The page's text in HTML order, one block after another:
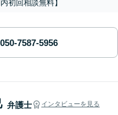
初回相談無料】
弁護士 インタビューを見る